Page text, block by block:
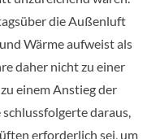
die Außenluft
Wärme aufweist als
daher nicht zu einer
einem Anstieg der
daraus,
erforderlich sei, um